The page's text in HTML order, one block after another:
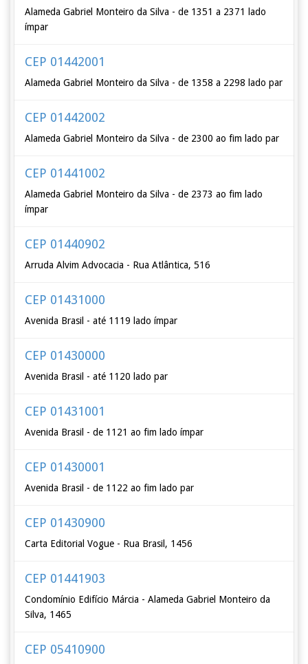
Alameda Gabriel Monteiro da Silva - de 1351 a 2371 lado
ímpar
CEP 01442001
Alameda Gabriel Monteiro da Silva - de 1358 a 2298 lado par
CEP 01442002
Alameda Gabriel Monteiro da Silva - de 2300 ao fim lado par
CEP 01441002
Alameda Gabriel Monteiro da Silva - de 2373 ao fim lado
ímpar
CEP 01440902
Arruda Alvim Advocacia - Rua Atlântica, 516
CEP 01431000
Avenida Brasil - até 1119 lado ímpar
CEP 01430000
Avenida Brasil - até 1120 lado par
CEP 01431001
Avenida Brasil - de 1121 ao fim lado ímpar
CEP 01430001
Avenida Brasil - de 1122 ao fim lado par
CEP 01430900
Carta Editorial Vogue - Rua Brasil, 1456
CEP 01441903
Condomínio Edifício Márcia - Alameda Gabriel Monteiro da
Silva, 1465
CEP 05410900